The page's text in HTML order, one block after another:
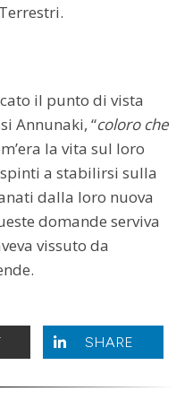
il punto di vista
Annunaki, “coloro che
la vita sul loro
a stabilirsi sulla
dalla loro nuova
domande serviva
vissuto da
SHARE